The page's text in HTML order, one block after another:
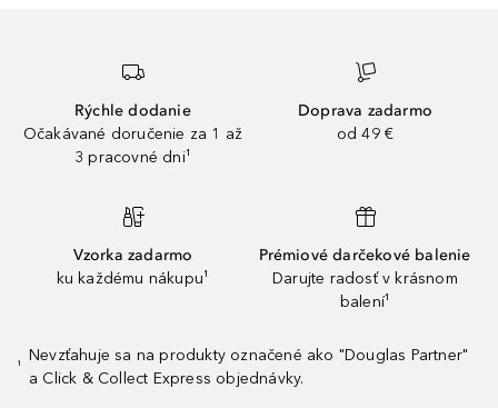
Rýchle dodanie
Očakávané doručenie za 1 až
3 pracovné dni¹
Doprava zadarmo
od 49 €
Vzorka zadarmo
ku každému nákupu¹
Prémiové darčekové balenie
Darujte radosť v krásnom
balení¹
¹
Nevzťahuje sa na produkty označené ako "Douglas Partner"
a Click & Collect Express objednávky.